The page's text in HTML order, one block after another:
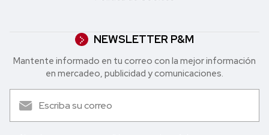
NEWSLETTER P&M
Mantente informado en tu correo con la mejor in formación
en mercadeo, publicidad y comunicaciones.